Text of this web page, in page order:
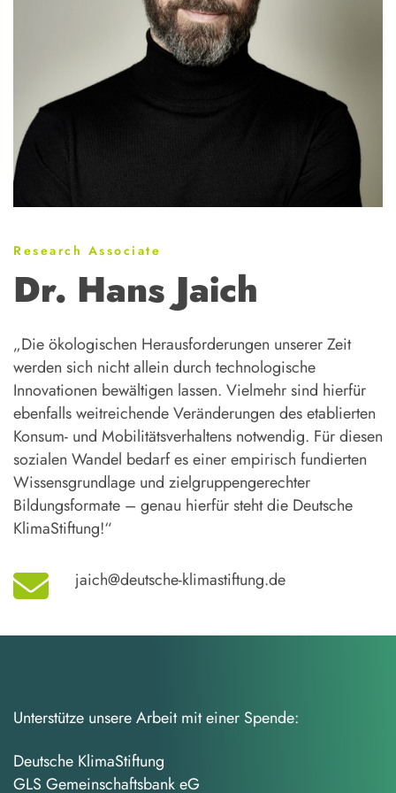
Research Associate
Dr. Hans Jaich
„Die ökologischen Herausforderungen unserer Zeit
werden sich nicht allein durch technologische
Innovationen bewältigen lassen. Vielmehr sind hierfür
ebenfalls weitreichende Veränderungen des etablierten
Konsum- und Mobilitätsverhaltens notwendig. Für diesen
sozialen Wandel bedarf es einer empirisch fundierten
Wissensgrundlage und zielgruppengerechter
Bildungsformate – genau hierfür steht die Deutsche
KlimaStiftung!“
jaich@deutsche-klimastiftung.de
Unterstütze unsere Arbeit mit einer Spende:
Deutsche KlimaStiftung
GLS Gemeinschaftsbank eG